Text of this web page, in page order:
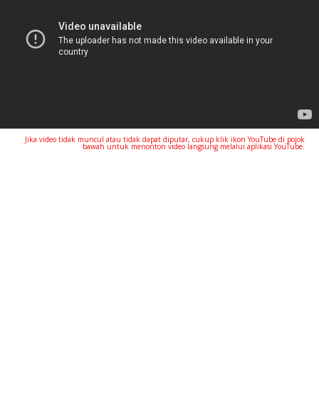
Jika video tidak muncul atau tidak dapat diputar, cukup klik ikon YouTube di pojok
bawah untuk menonton video langsung melalui aplikasi YouTube.